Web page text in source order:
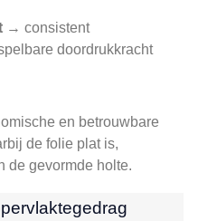
→ consistent
doordrukkracht
en betrouwbare
de folie plat is,
de gevormde holte.